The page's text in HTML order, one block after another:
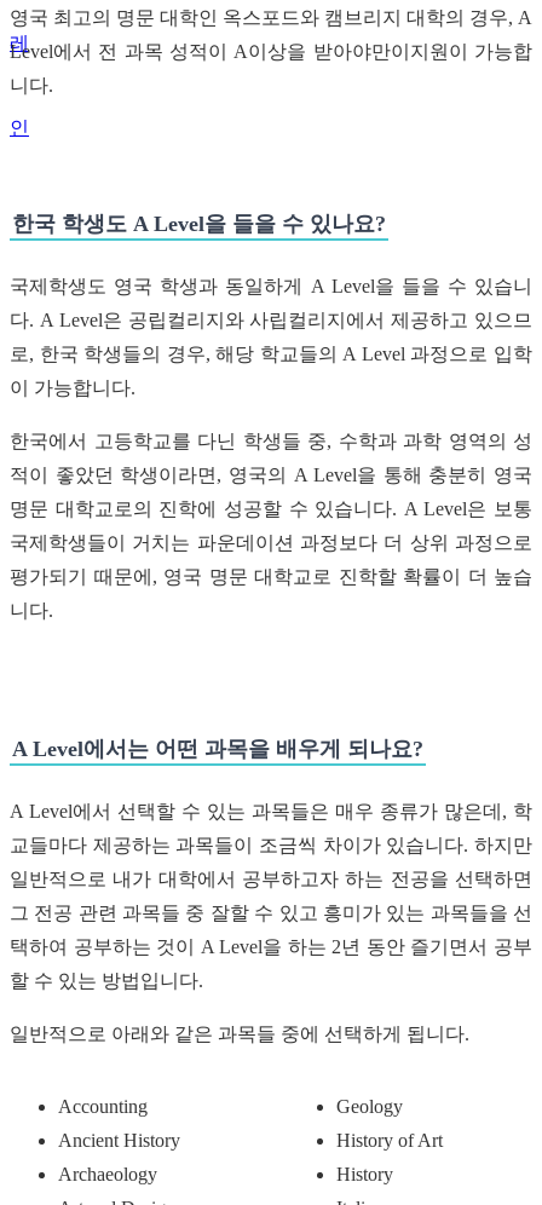
레
인
영국 최고의 명문 대학인 옥스포드와 캠브리지 대학의 경우, A
Level에서 전 과목 성적이 A이상을 받아야만이지원이 가능합
니다.
한국 학생도 A Level을 들을 수 있나요?
국제학생도 영국 학생과 동일하게 A Level을 들을 수 있습니
다. A Level은 공립컬리지와 사립컬리지에서 제공하고 있으므
로, 한국 학생들의 경우, 해당 학교들의 A Level 과정으로 입학
이 가능합니다.
한국에서 고등학교를 다닌 학생들 중, 수학과 과학 영역의 성
적이 좋았던 학생이라면, 영국의 A Level을 통해 충분히 영국
명문 대학교로의 진학에 성공할 수 있습니다. A Level은 보통
국제학생들이 거치는 파운데이션 과정보다 더 상위 과정으로
평가되기 때문에, 영국 명문 대학교로 진학할 확률이 더 높습
니다.
A Level에서는 어떤 과목을 배우게 되나요?
A Level에서 선택할 수 있는 과목들은 매우 종류가 많은데, 학
교들마다 제공하는 과목들이 조금씩 차이가 있습니다. 하지만
일반적으로 내가 대학에서 공부하고자 하는 전공을 선택하면
그 전공 관련 과목들 중 잘할 수 있고 흥미가 있는 과목들을 선
택하여 공부하는 것이 A Level을 하는 2년 동안 즐기면서 공부
할 수 있는 방법입니다.
일반적으로 아래와 같은 과목들 중에 선택하게 됩니다.
Accounting
Ancient History
Archaeology
Geology
History of Art
History